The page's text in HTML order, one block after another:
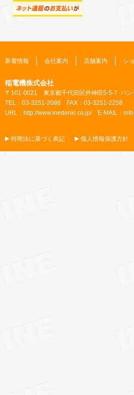
新着情報 会社案内 店舗案内 シ
稲電機株式会社
〒101-0021 東京都千代田区外神田5-5-7 パン
TEL：03-3251-2088 FAX：03-3251-2258
URL： http://www.inedenki.co.jp/E-MAIL：
特商法に基づく表記 個人情報保護方針